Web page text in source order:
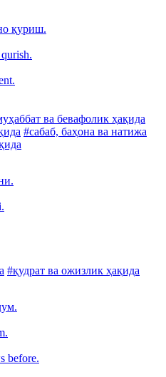
қуриш.
ва бевафолик ҳақида
#сабаб, баҳона ва натижа
#қудрат ва ожизлик ҳақида
before.